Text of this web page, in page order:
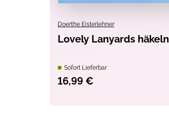
Doerthe Eisterlehner
Lovely Lanyards häkeln
Sofort Lieferbar
16,99 €